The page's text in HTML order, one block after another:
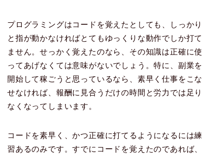
プログラミングはコードを覚えたとしても、しっかり
と指が動かなければとてもゆっくりな動作でしか打て
ません。せっかく覚えたのなら、その知識は正確に使
ってあげなくては意味がないでしょう。特に、副業を
開始して稼ごうと思っているなら、素早く仕事をこな
せなければ、報酬に見合うだけの時間と労力では足り
なくなってしまいます。
コードを素早く、かつ正確に打てるようになるには練
習あるのみです。すでにコードを覚えたのであれば、